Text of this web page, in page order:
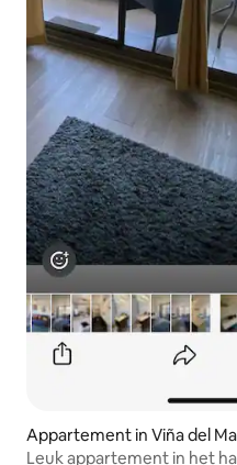
Appartement in Viña del
Leuk appartement in het